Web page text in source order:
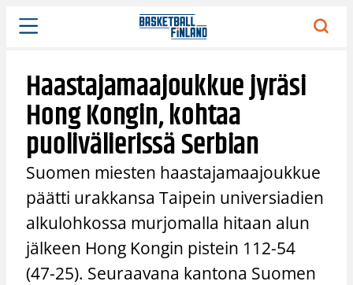
Siirry
sisältöön
Haastajamaajoukkue jyräsi
Hong Kongin, kohtaa
puolivälierissä Serbian
Suomen miesten haastajamaajoukkue
päätti urakkansa Taipein universiadien
alkulohkossa murjomalla hitaan alun
jälkeen Hong Kongin pistein 112-54
(47-25). Seuraavana kantona Suomen